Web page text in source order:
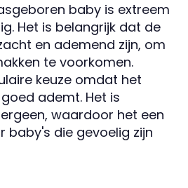
baby is extreem
Het is belangrijk dat de
en ademend zijn, om
te voorkomen.
keuze omdat het
ademt. Het is
waardoor het een
baby's die gevoelig zijn